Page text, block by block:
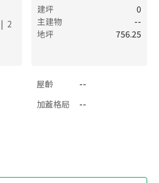
| 2
建坪
0
主建物
--
地坪
756.25
屋齡
--
加蓋格局
--